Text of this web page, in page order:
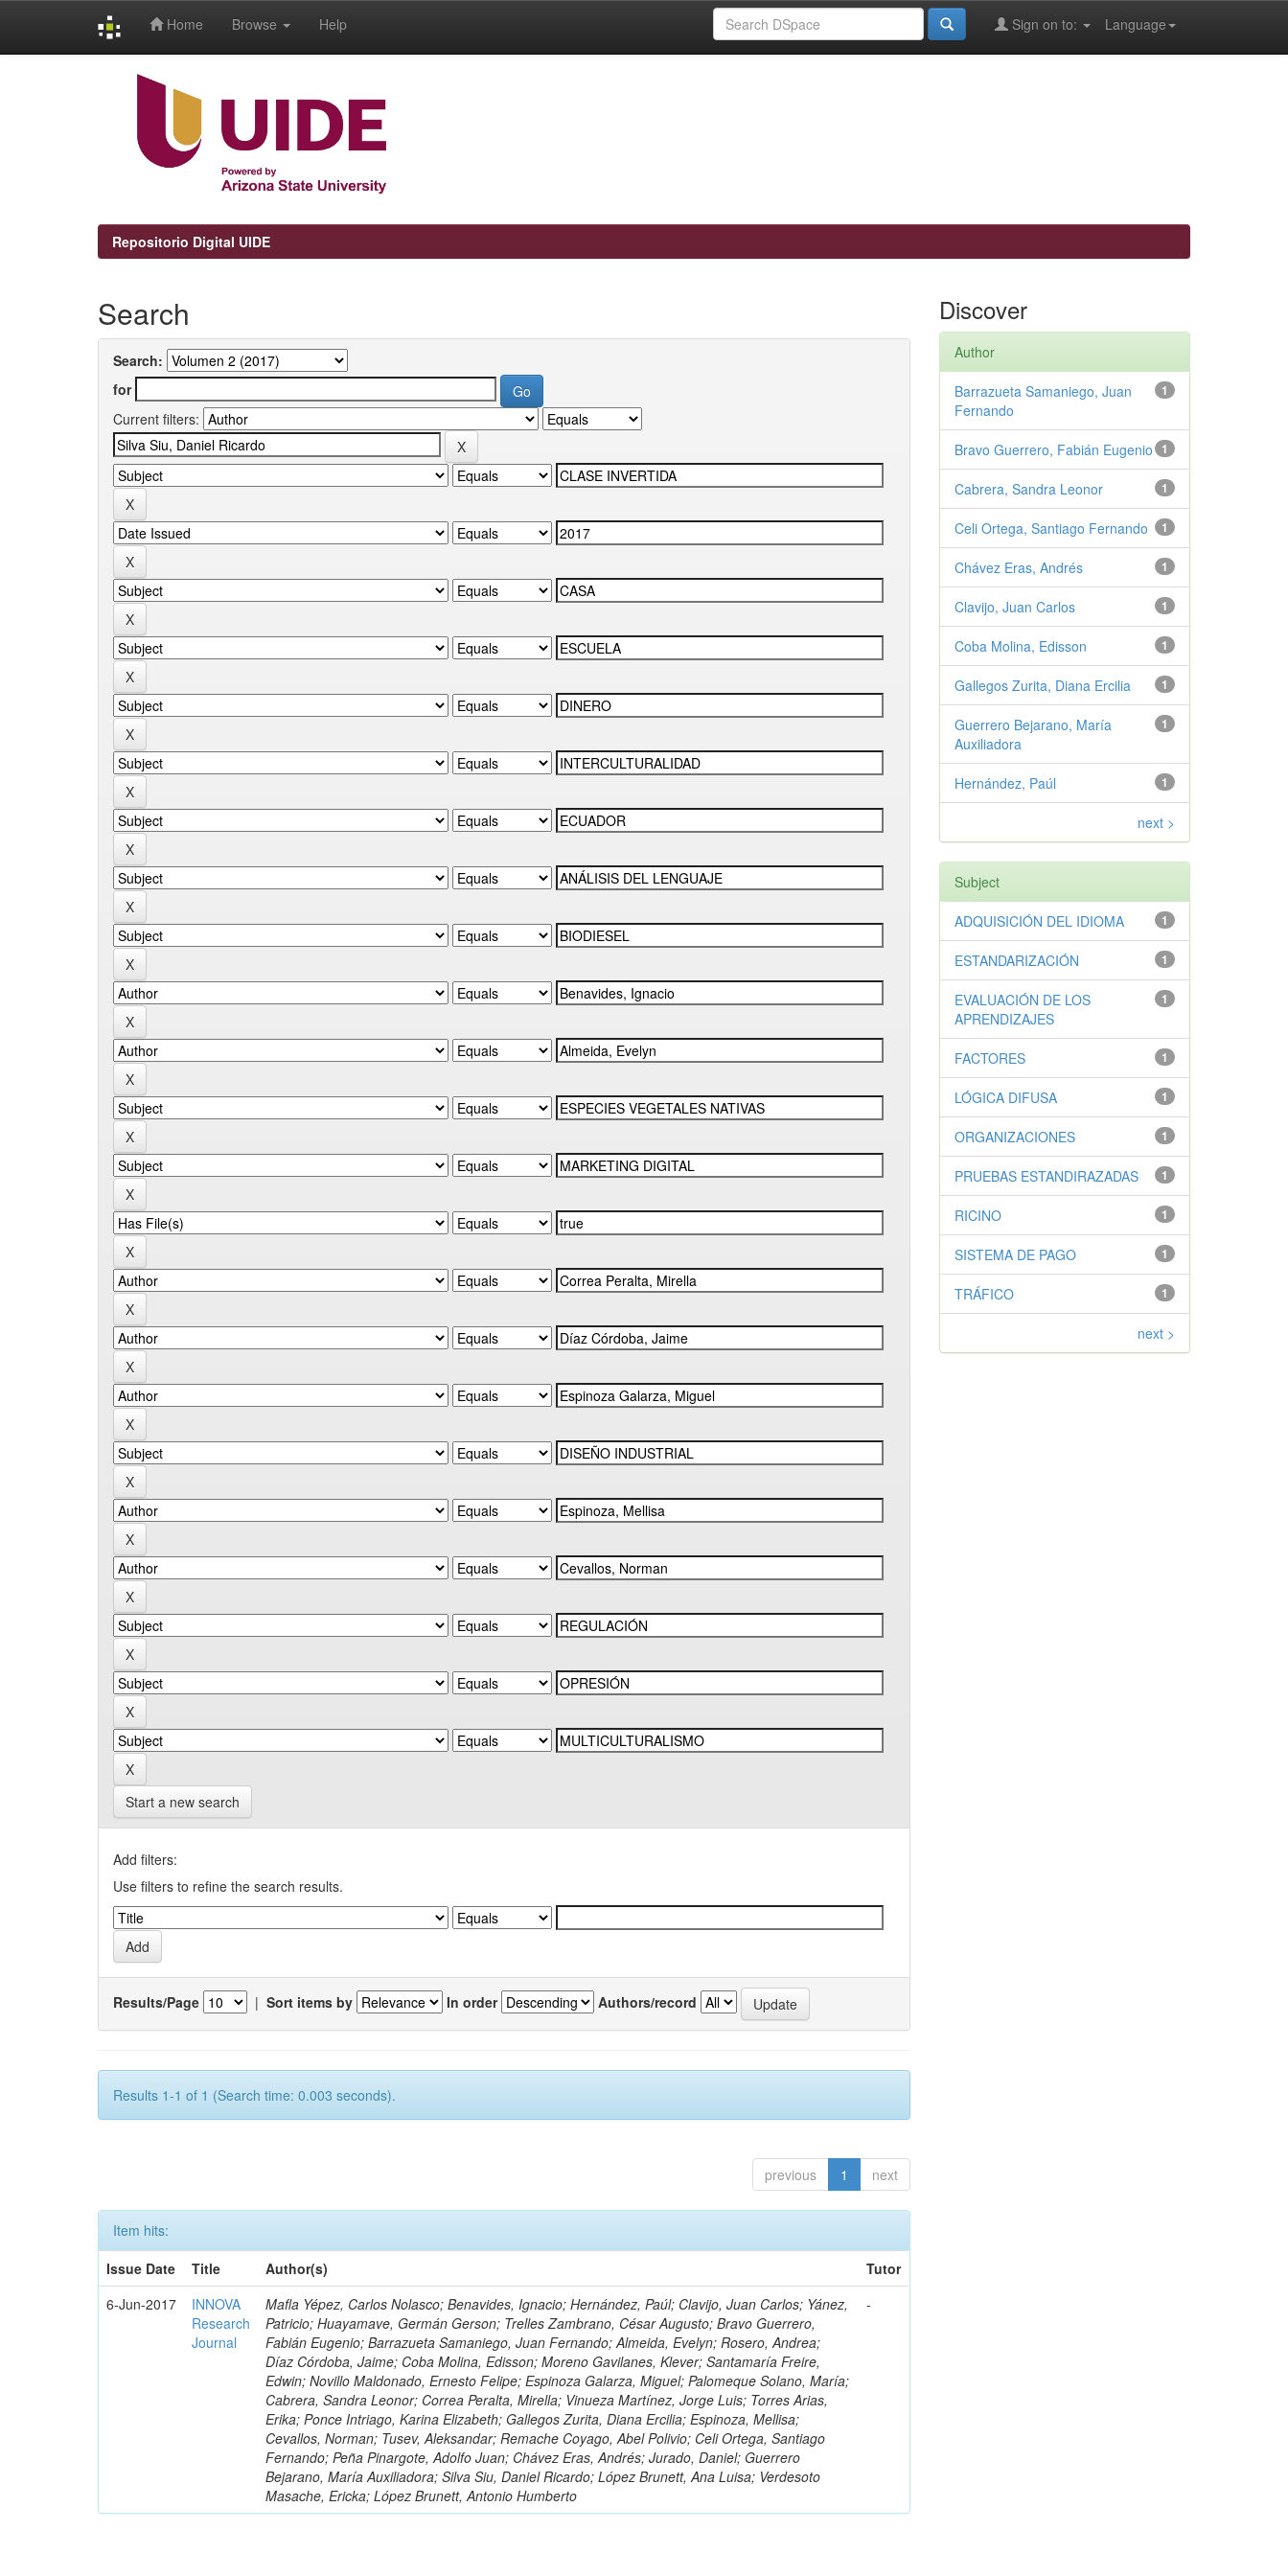
Home Browse Help Language
Sign on to:
Repositorio Digital UIDE
Search
Search:
for
Current filters:
Start a new search
Add filters:
Use filters to refine the search results.
Results/Page | Sort items by In order Authors/record
Results 1-1 of 1 (Search time: 0.003 seconds).
previous 1 next
Item hits:
Issue Date
Title Author(s)
Tutor
6-Jun-2017
INNOVA
Research
Journal
Mafla Yépez, Carlos Nolasco; Benavides, Ignacio; Hernández, Paúl; Clavijo, Juan Carlos; Yánez,
Patricio; Huayamave, Germán Gerson; Trelles Zambrano, César Augusto; Bravo Guerrero,
Fabián Eugenio; Barrazueta Samaniego, Juan Fernando; Almeida, Evelyn; Rosero, Andrea;
Díaz Córdoba, Jaime; Coba Molina, Edisson; Moreno Gavilanes, Klever; Santamaría Freire,
Edwin; Novillo Maldonado, Ernesto Felipe; Espinoza Galarza, Miguel; Palomeque Solano, María;
Cabrera, Sandra Leonor; Correa Peralta, Mirella; Vinueza Martínez, Jorge Luis; Torres Arias,
Erika; Ponce Intriago, Karina Elizabeth; Gallegos Zurita, Diana Ercilia; Espinoza, Mellisa;
Cevallos, Norman; Tusev, Aleksandar; Remache Coyago, Abel Polivio; Celi Ortega, Santiago
Fernando; Peña Pinargote, Adolfo Juan; Chávez Eras, Andrés; Jurado, Daniel; Guerrero
Bejarano, María Auxiliadora; Silva Siu, Daniel Ricardo; López Brunett, Ana Luisa; Verdesoto
Masache, Ericka; López Brunett, Antonio Humberto
-
Discover
Author
1
Barrazueta Samaniego, Juan
Fernando
1
Bravo Guerrero, Fabián Eugenio
1
Cabrera, Sandra Leonor
1
Celi Ortega, Santiago Fernando
1
Chávez Eras, Andrés
1
Clavijo, Juan Carlos
1
Coba Molina, Edisson
1
Gallegos Zurita, Diana Ercilia
1
Guerrero Bejarano, María
Auxiliadora
1
Hernández, Paúl
next >
Subject
1
ADQUISICIÓN DEL IDIOMA
1
ESTANDARIZACIÓN
1
EVALUACIÓN DE LOS
APRENDIZAJES
1
FACTORES
1
LÓGICA DIFUSA
1
ORGANIZACIONES
1
PRUEBAS ESTANDIRAZADAS
1
RICINO
1
SISTEMA DE PAGO
1
TRÁFICO
next >